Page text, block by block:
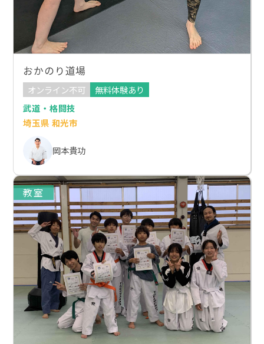
おかのり道場
オンライン不可
無料体験あり
武道・格闘技
埼玉県 和光市
岡本貴功
教室